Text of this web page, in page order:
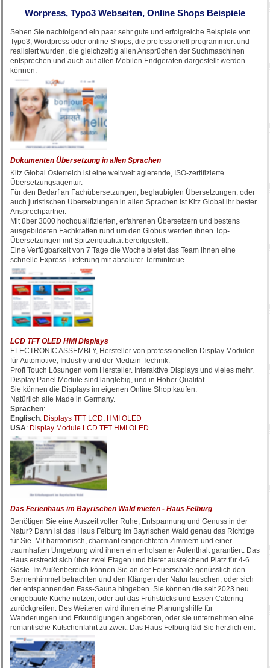
Worpress, Typo3 Webseiten, Online Shops Beispiele
Sehen Sie nachfolgend ein paar sehr gute und erfolgreiche Beispiele von
Typo3, Wordpress oder online Shops, die professionell programmiert und
realisiert wurden, die gleichzeitig allen Ansprüchen der Suchmaschinen
entsprechen und auch auf allen Mobilen Endgeräten dargestellt werden
können.
Dokumenten Übersetzung in allen Sprachen
Kitz Global Österreich ist eine weltweit agierende, ISO-zertifizierte
Übersetzungsagentur.
Für den Bedarf an Fachübersetzungen, beglaubigten Übersetzungen, oder
auch juristischen Übersetzungen in allen Sprachen ist Kitz Global ihr bester
Ansprechpartner.
Mit über 3000 hochqualifizierten, erfahrenen Übersetzern und bestens
ausgebildeten Fachkräften rund um den Globus werden ihnen Top-
Übersetzungen mit Spitzenqualität bereitgestellt.
Eine Verfügbarkeit von 7 Tage die Woche bietet das Team ihnen eine
schnelle Express Lieferung mit absoluter Termintreue.
LCD TFT OLED HMI Displays
ELECTRONIC ASSEMBLY, Hersteller von professionellen Display Modulen
für Automotive, Industry und der Medizin Technik.
Profi Touch Lösungen vom Hersteller. Interaktive Displays und vieles mehr.
Display Panel Module sind langlebig, und in Hoher Qualität.
Sie können die Displays im eigenen Online Shop kaufen.
Natürlich alle Made in Germany.
Sprachen:
Englisch: Displays TFT LCD, HMI OLED
USA: Display Module LCD TFT HMI OLED
Das Ferienhaus im Bayrischen Wald mieten - Haus Felburg
Benötigen Sie eine Auszeit voller Ruhe, Entspannung und Genuss in der
Natur? Dann ist das Haus Felburg im Bayrischen Wald genau das Richtige
für Sie. Mit harmonisch, charmant eingerichteten Zimmern und einer
traumhaften Umgebung wird ihnen ein erholsamer Aufenthalt garantiert. Das
Haus erstreckt sich über zwei Etagen und bietet ausreichend Platz für 4-6
Gäste. Im Außenbereich können Sie an der Feuerschale genüsslich den
Sternenhimmel betrachten und den Klängen der Natur lauschen, oder sich
der entspannenden Fass-Sauna hingeben. Sie können die seit 2023 neu
eingebaute Küche nutzen, oder auf das Frühstücks und Essen Catering
zurückgreifen. Des Weiteren wird ihnen eine Planungshilfe für
Wanderungen und Erkundigungen angeboten, oder sie unternehmen eine
romantische Kutschenfahrt zu zweit. Das Haus Felburg läd Sie herzlich ein.